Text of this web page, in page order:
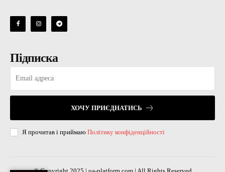
Підписка
ХОЧУ ПРИЄДНАТИСЬ
Я прочитав і приймаю Політику конфіденційності